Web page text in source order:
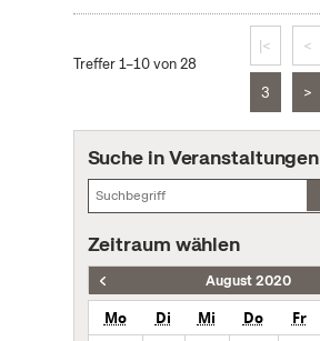
Treffer 1–10 von 28
|< <
3 >
Suche in Veranstaltungen
Zeitraum wählen
August 2020
Mo Di Mi Do Fr